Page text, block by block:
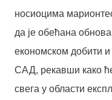
носиоцима
да је обећана
економском добити
САД, рекавши како
свега у области